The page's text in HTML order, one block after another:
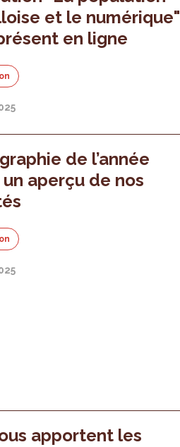
et le numérique"
en ligne
de l’année
un aperçu de nos
apportent les